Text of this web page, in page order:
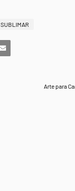
SUBLIMAR
Arte para